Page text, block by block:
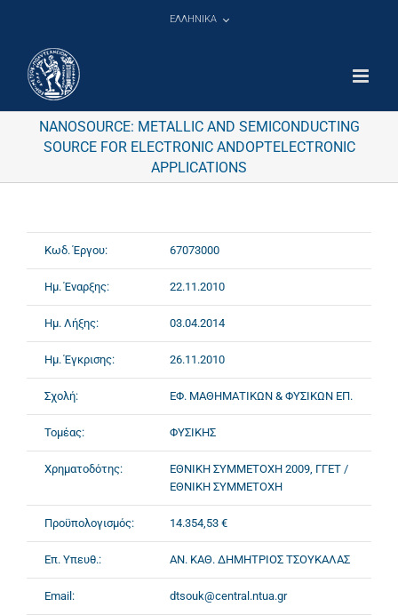
ΕΛΛΗΝΙΚΑ
NANOSOURCE: METALLIC AND SEMICONDUCTING
SOURCE FOR ELECTRONIC ANDOPTELECTRONIC
APPLICATIONS
Κωδ. Έργου: 67073000
Ημ. Έναρξης: 22.11.2010
Ημ. Λήξης: 03.04.2014
Ημ. Έγκρισης: 26.11.2010
Σχολή: ΕΦ. ΜΑΘΗΜΑΤΙΚΩΝ & ΦΥΣΙΚΩΝ ΕΠ.
Τομέας: ΦΥΣΙΚΗΣ
Χρηματοδότης:
ΕΘΝΙΚΗ ΣΥΜΜΕΤΟΧΗ 2009, ΓΓΕΤ /
ΕΘΝΙΚΗ ΣΥΜΜΕΤΟΧΗ
Προϋπολογισμός: 14.354,53 €
Επ. Υπευθ.: ΑΝ. ΚΑΘ. ΔΗΜΗΤΡΙΟΣ ΤΣΟΥΚΑΛΑΣ
Email: dtsouk@central.ntua.gr